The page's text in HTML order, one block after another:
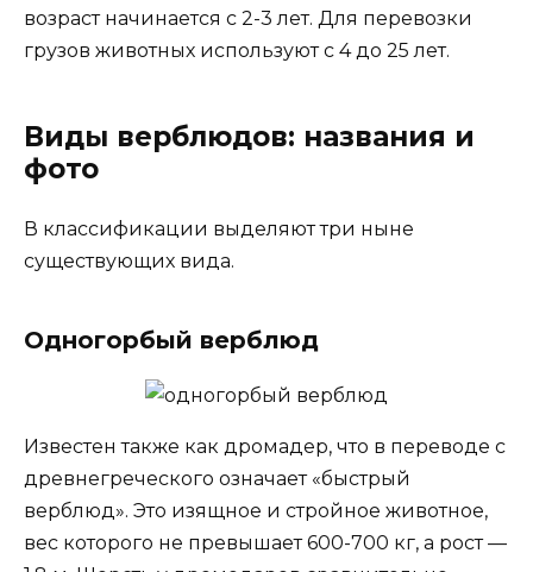
возраст начинается с 2-3 лет. Для перевозки
грузов животных используют с 4 до 25 лет.
Виды верблюдов: названия и
фото
В классификации выделяют три ныне
существующих вида.
Одногорбый верблюд
Известен также как дромадер, что в переводе с
древнегреческого означает «быстрый
верблюд». Это изящное и стройное животное,
вес которого не превышает 600-700 кг, а рост —